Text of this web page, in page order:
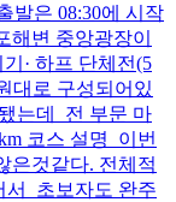
발은 08:30에 시작
해변 중앙광장이
기· 하프 단체전(5
대로 구성되어있
는데 전 부문 마
코스 설명 이번
은것같다. 전체적
서 초보자도 완주